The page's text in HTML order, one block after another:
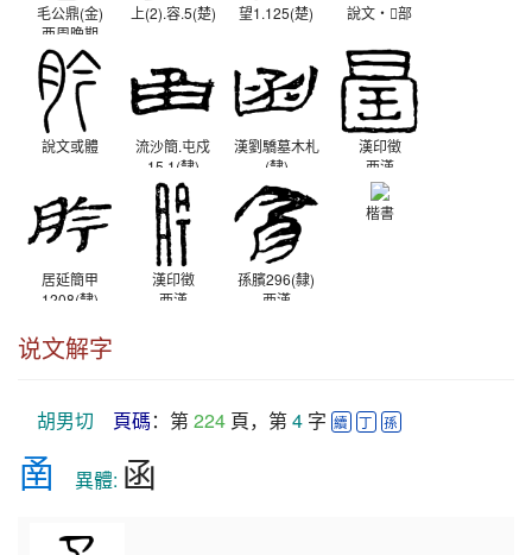
毛公鼎(金)
西周晚期
上(2).容.5(楚) 望1.125(楚) 說文‧𢎘部
說文或體
流沙簡.屯戍
15.1(隸)
西漢
漢劉驕墓木札
(隸)
西漢
漢印徵
西漢
居延簡甲
1208(隸)
漢印徵
西漢
孫臏296(隸)
西漢
楷書
说文解字
胡男切 頁碼：第 224 頁，第 4 字 續 丁 孫
圅 異體: 函